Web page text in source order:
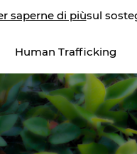
saperne di piùsul
Human Trafficking